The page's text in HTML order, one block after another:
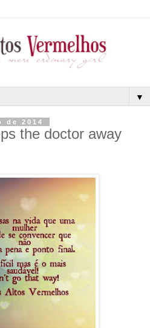
▼
de 2014
the doctor away